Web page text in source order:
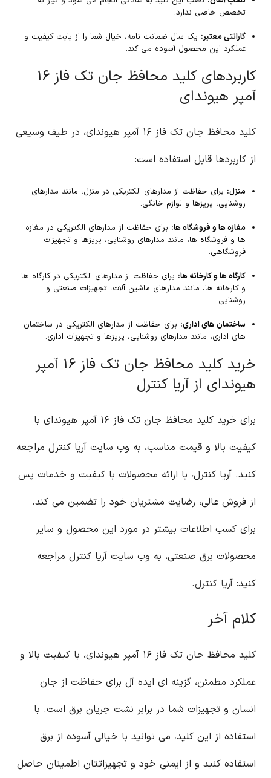
تخصص خاصی ندارد.
گارانتی معتبر: یک سال ضمانت نامه، خیال شما را از بابت کیفیت و
عملکرد این محصول آسوده می کند.
کاربردهای کلید محافظ جان تک فاز ۱۶
آمپر هیوندای
کلید محافظ جان تک فاز ۱۶ آمپر هیوندای، در طیف وسیعی
از کاربردها قابل استفاده است:
منزل: برای حفاظت از مدارهای الکتریکی در منزل، مانند مدارهای
روشنایی، پریزها و لوازم خانگی.
مغازه ها و فروشگاه ها: برای حفاظت از مدارهای الکتریکی در مغازه
ها و فروشگاه ها، مانند مدارهای روشنایی، پریزها و تجهیزات
فروشگاهی.
کارگاه ها و کارخانه ها: برای حفاظت از مدارهای الکتریکی در کارگاه ها
و کارخانه ها، مانند مدارهای ماشین آلات، تجهیزات صنعتی و
روشنایی.
ساختمان های اداری: برای حفاظت از مدارهای الکتریکی در ساختمان
های اداری، مانند مدارهای روشنایی، پریزها و تجهیزات اداری.
خرید کلید محافظ جان تک فاز ۱۶ آمپر
هیوندای از آریا کنترل
برای خرید کلید محافظ جان تک فاز ۱۶ آمپر هیوندای با
کیفیت بالا و قیمت مناسب، به وب سایت آریا کنترل مراجعه
کنید. آریا کنترل، با ارائه محصولات با کیفیت و خدمات پس
از فروش عالی، رضایت مشتریان خود را تضمین می کند.
برای کسب اطلاعات بیشتر در مورد این محصول و سایر
محصولات برق صنعتی، به وب سایت آریا کنترل مراجعه
کنید: آریا کنترل.
کلام آخر
کلید محافظ جان تک فاز ۱۶ آمپر هیوندای، با کیفیت بالا و
عملکرد مطمئن، گزینه ای ایده آل برای حفاظت از جان
انسان و تجهیزات شما در برابر نشت جریان برق است. با
استفاده از این کلید، می توانید با خیالی آسوده از برق
استفاده کنید و از ایمنی خود و تجهیزاتتان اطمینان حاصل